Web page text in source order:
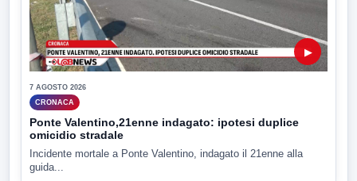
▶
7 AGOSTO 2026
CRONACA
Ponte Valentino,21enne indagato: ipotesi duplice
omicidio stradale
Incidente mortale a Ponte Valentino, indagato il 21enne alla
guida...